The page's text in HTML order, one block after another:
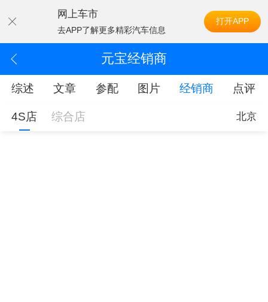
网上车市
去APP了解更多精彩汽车信息
打开APP
元宝经销商
综述 文章 参配 图片 经销商 点评
4S店 综合店 北京